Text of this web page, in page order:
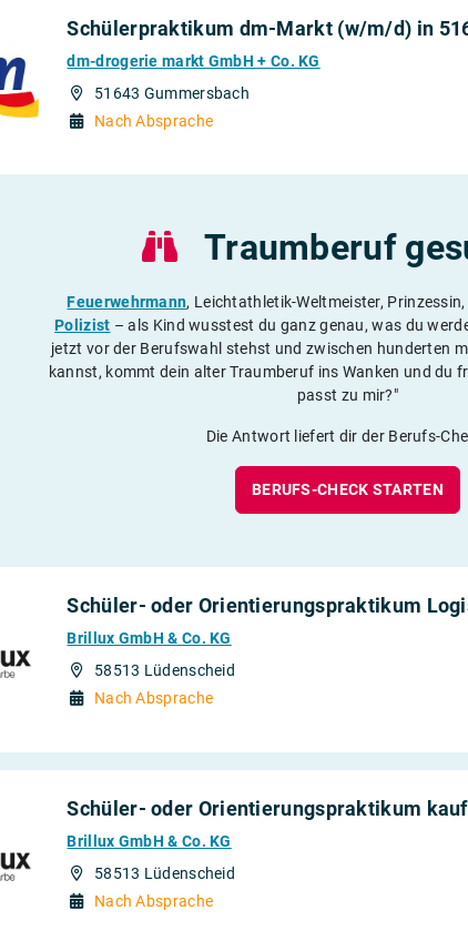
Schülerpraktikum dm-Markt (w/m/d) in
dm-drogerie markt GmbH + Co. KG
51643 Gummersbach
Nach Absprache
Traumberuf
Feuerwehrmann, Leichtathletik-Weltmeister, Prinzessin,
Polizist – als Kind wusstest du ganz genau, was du
jetzt vor der Berufswahl stehst und zwischen hunderten
kannst, kommt dein alter Traumberuf ins Wanken und du
passt zu mir?"
Die Antwort liefert dir der Berufs-
BERUFS-CHECK STARTEN
Schüler- oder Orientierungspraktikum
Brillux GmbH & Co. KG
58513 Lüdenscheid
Nach Absprache
Schüler- oder Orientierungspraktikum
Brillux GmbH & Co. KG
58513 Lüdenscheid
Nach Absprache